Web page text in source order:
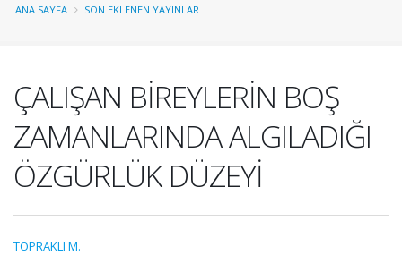
ANA SAYFA SON EKLENEN YAYINLAR
ÇALIŞAN BİREYLERİN BOŞ
ZAMANLARINDA ALGILADIĞI
ÖZGÜRLÜK DÜZEYİ
TOPRAKLI M.